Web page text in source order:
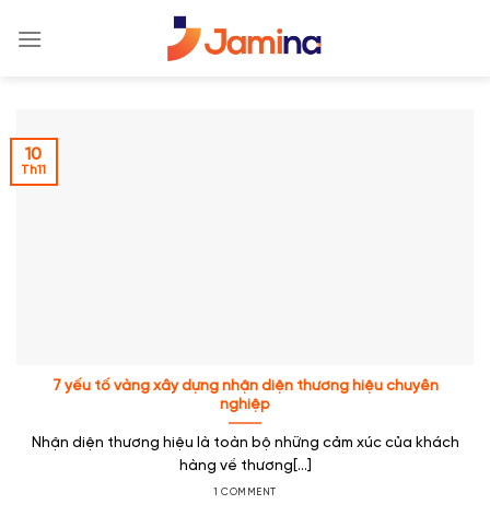
7 yếu tố vàng xây dựng nhận diện thương hiệu chuyên
nghiệp
Nhận diện thương hiệu là toàn bộ những cảm xúc của khách
hàng về thương[...]
1 COMMENT
10
Th11